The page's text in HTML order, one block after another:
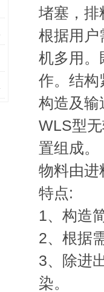
堵塞，排
根据用户
机多用。
作。结构
构造及输
WLS型
置组成。
物料由进
特点:
1、构造
2、根据
3、除进
染。